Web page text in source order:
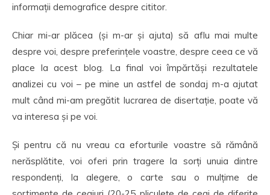
informații demografice despre cititor.
Chiar mi-ar plăcea (și m-ar și ajuta) să aflu mai multe
despre voi, despre preferințele voastre, despre ceea ce vă
place la acest blog. La final voi împărtăși rezultatele
analizei cu voi – pe mine un astfel de sondaj m-a ajutat
mult când mi-am pregătit lucrarea de disertație, poate vă
va interesa și pe voi.
Și pentru că nu vreau ca eforturile voastre să rămână
nerăsplătite, voi oferi prin tragere la sorți unuia dintre
respondenți, la alegere, o carte sau o mulțime de